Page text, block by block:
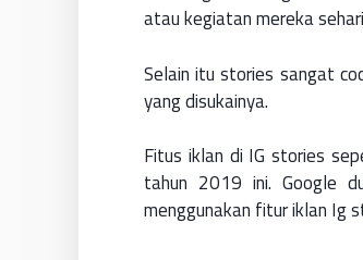
atau kegiatan mereka
Selain itu stories sangat
yang disukainya.
Fitus iklan di IG stories
tahun 2019 ini. Google
menggunakan fitur iklan Ig